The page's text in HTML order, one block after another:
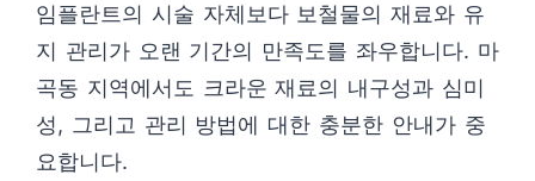
임플란트의 시술 자체보다 보철물의 재료와 유
지 관리가 오랜 기간의 만족도를 좌우합니다. 마
곡동 지역에서도 크라운 재료의 내구성과 심미
성, 그리고 관리 방법에 대한 충분한 안내가 중
요합니다.